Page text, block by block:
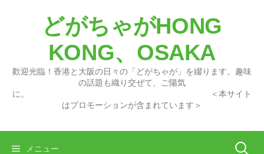
どがちゃがHONG
KONG、OSAKA
歡迎光臨！香港と大阪の日々の「どがちゃが」を綴ります。趣味
の話題も織り交ぜて、ご陽気
に。 ＜本サイト
はプロモーションが含まれています＞
メニュー 検